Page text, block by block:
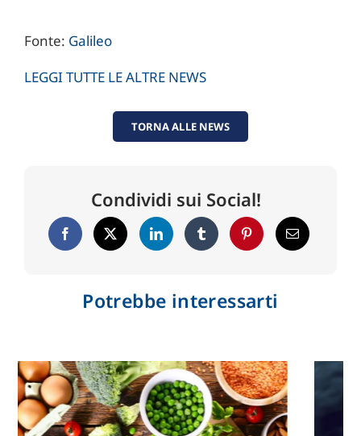
Fonte: Galileo
LEGGI TUTTE LE ALTRE NEWS
TORNA ALLE NEWS
Condividi sui Social!
Potrebbe interessarti